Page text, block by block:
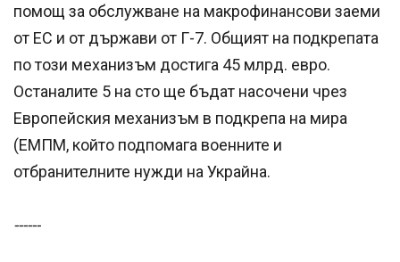
помощ за обслужване на макрофинансови заеми
от ЕС и от държави от Г-7. Общият на подкрепата
по този механизъм достига 45 млрд. евро.
Останалите 5 на сто ще бъдат насочени чрез
Европейския механизъм в подкрепа на мира
(ЕМПМ, който подпомага военните и
отбранителните нужди на Украйна.
------